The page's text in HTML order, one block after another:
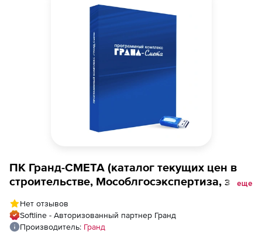
ПК Гранд-СМЕТА (каталог текущих цен в
строительстве, Мособлгосэкспертиза, за 1
30.03.2022г или 13.04.2022г), Основное
место
еще
Нет отзывов
Softline - Авторизованный партнер Гранд
Производитель: Гранд